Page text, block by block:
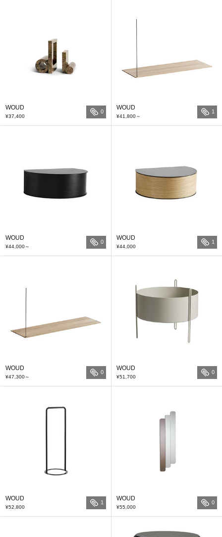
WOUD
¥37,400
0
WOUD
¥41,800～
1
WOUD
¥44,000～
0
WOUD
¥44,000
1
WOUD
¥47,300～
0
WOUD
¥51,700
0
WOUD
¥52,800
1
WOUD
¥55,000
0